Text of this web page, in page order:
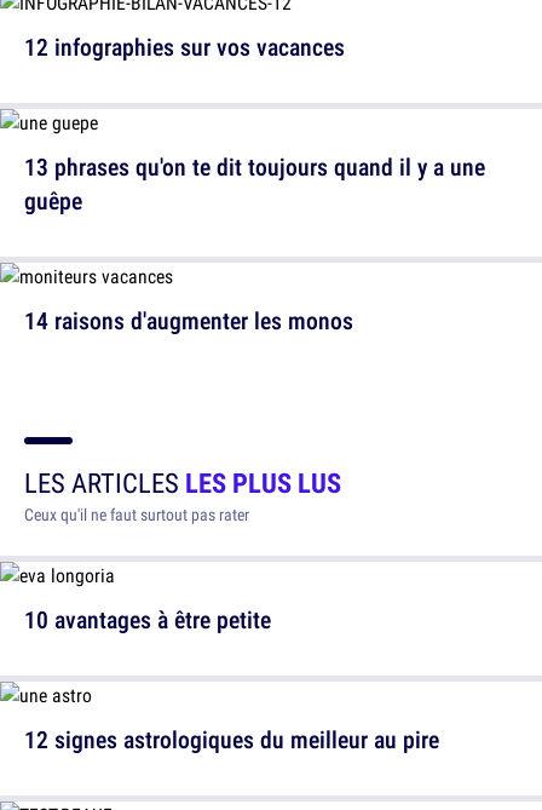
13 phrases qu'on te dit toujours quand il y a une
guêpe
12 infographies sur vos vacances
14 raisons d'augmenter les monos
LES ARTICLES LES PLUS LUS
Ceux qu'il ne faut surtout pas rater
10 avantages à être petite
12 signes astrologiques du meilleur au pire